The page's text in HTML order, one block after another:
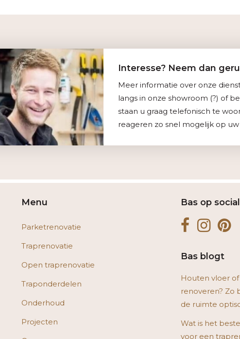
Interesse? Neem dan
Meer informatie over onze
langs in onze showroom (?) of
staan u graag telefonisch te
reageren zo snel mogelijk op uw
Menu
Parketrenovatie
Traprenovatie
Open traprenovatie
Traponderdelen
Onderhoud
Projecten
Bas op
Bas blogt
Houten vloer
renoveren? Zo
de ruimte
Wat is het
voor een